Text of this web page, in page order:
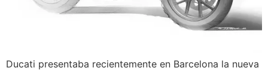
Ducati presentaba recientemente en Barcelona la nueva